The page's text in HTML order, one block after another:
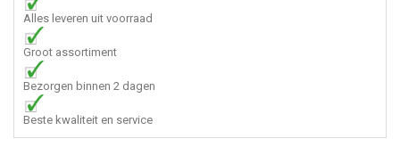
Alles leveren uit voorraad
Groot assortiment
Bezorgen binnen 2 dagen
Beste kwaliteit en service